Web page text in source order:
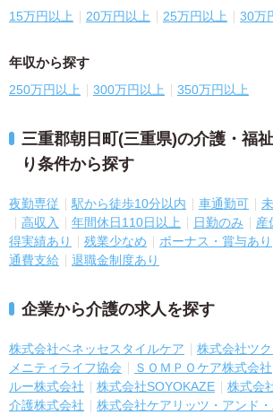
15万円以上 20万円以上 25万円以上 30万
年収から探す
250万円以上 300万円以上 350万円以上
三重郡朝日町(三重県)の介護・福
り条件から探す
夜勤専従 駅から徒歩10分以内 車通勤可
高収入
年間休日110日以上 日勤のみ
産
得実績あり
残業少なめ ボーナス・賞与あり
通費支給
退職金制度あり
企業から介護の求人を探す
株式会社ベネッセスタイルケア 株式会社ツク
メニティライフ協会
ＳＯＭＰＯケア株式会社
ルー株式会社
株式会社SOYOKAZE 株式会
介護株式会社
株式会社ケアリッツ・アンド